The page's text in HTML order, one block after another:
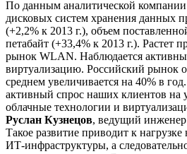
По данным аналитической
дисковых систем хранения данных
(+2,2% к 2013 г.), объем
петабайт (+33,4% к 2013 г.). Растет
рынок WLAN. Наблюдается
виртуализацию. Российский рынок
среднем увеличивается на 40% в
активный спрос наших клиентов на
облачные технологии и
Руслан Кузнецов, ведущий
Такое развитие приводит к
ИТ-инфраструктуры, а